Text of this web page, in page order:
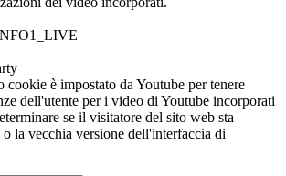
cookie è impostato da Youtube per tenere
dell'utente per i video di Youtube incorporati
se il visitatore del sito web sta
la vecchia versione dell'interfaccia di